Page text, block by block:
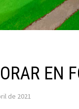
EN
de 2021